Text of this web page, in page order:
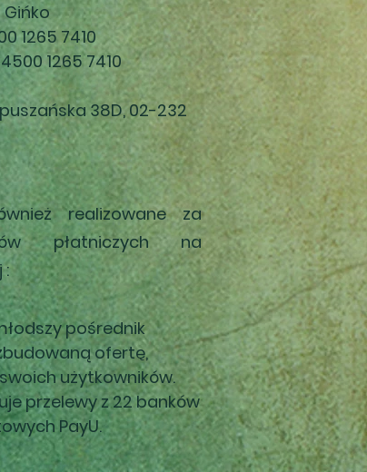
1265 7410
1265 7410
38D, 02-232
realizowane za
płatniczych na
:
pośrednik
ofertę,
użytkowników.
przelewy z 22 banków
PayU.